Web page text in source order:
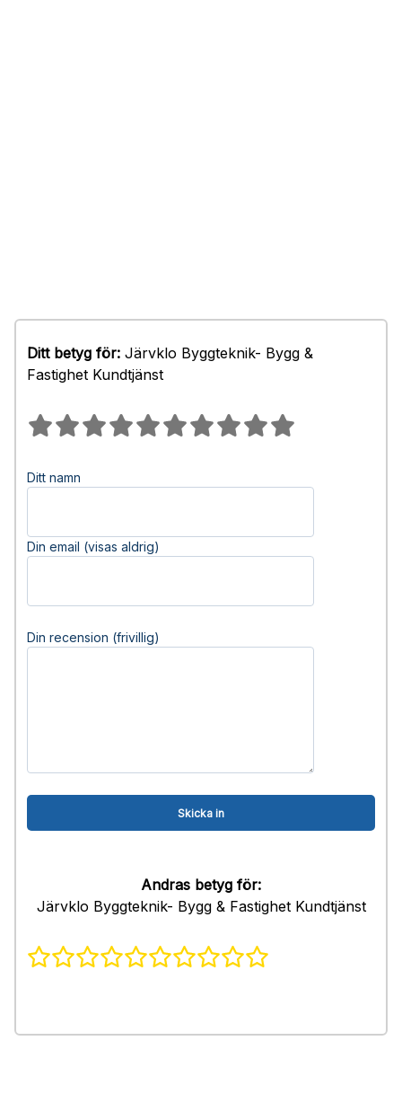
Ditt betyg för: Järvklo Byggteknik- Bygg &
Fastighet Kundtjänst
Ditt namn
Din email (visas aldrig)
Din recension (frivillig)
Andras betyg för:
Järvklo Byggteknik- Bygg & Fastighet Kundtjänst